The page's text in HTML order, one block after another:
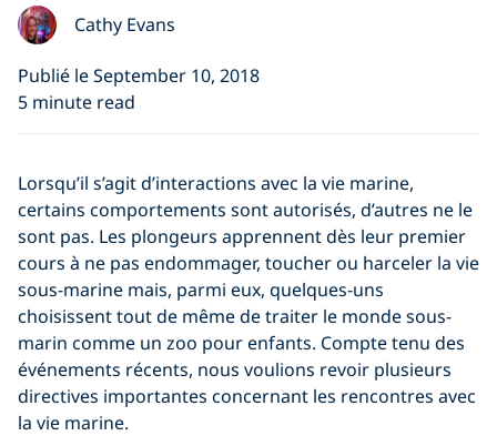
Cathy Evans
Publié le September 10, 2018
5 minute read
Lorsqu’il s’agit d’interactions avec la vie marine,
certains comportements sont autorisés, d’autres ne le
sont pas. Les plongeurs apprennent dès leur premier
cours à ne pas endommager, toucher ou harceler la vie
sous-marine mais, parmi eux, quelques-uns
choisissent tout de même de traiter le monde sous-
marin comme un zoo pour enfants. Compte tenu des
événements récents, nous voulions revoir plusieurs
directives importantes concernant les rencontres avec
la vie marine.